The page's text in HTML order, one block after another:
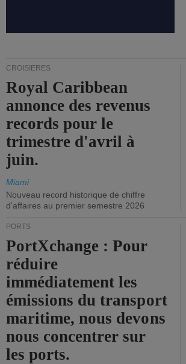
CROISIÈRES
Royal Caribbean
annonce des revenus
records pour le
trimestre d'avril à
juin.
Miami
Nouveau record historique de chiffre
d'affaires au premier semestre 2026
PORTS
PortXchange : Pour
réduire
immédiatement les
émissions du transport
maritime, nous devons
nous concentrer sur
les ports.